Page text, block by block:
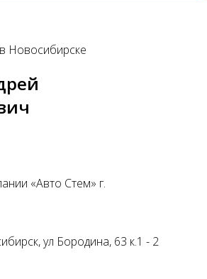
Новосибирске
«Авто Стем» г.
ул Бородина, 63 к.1 - 2